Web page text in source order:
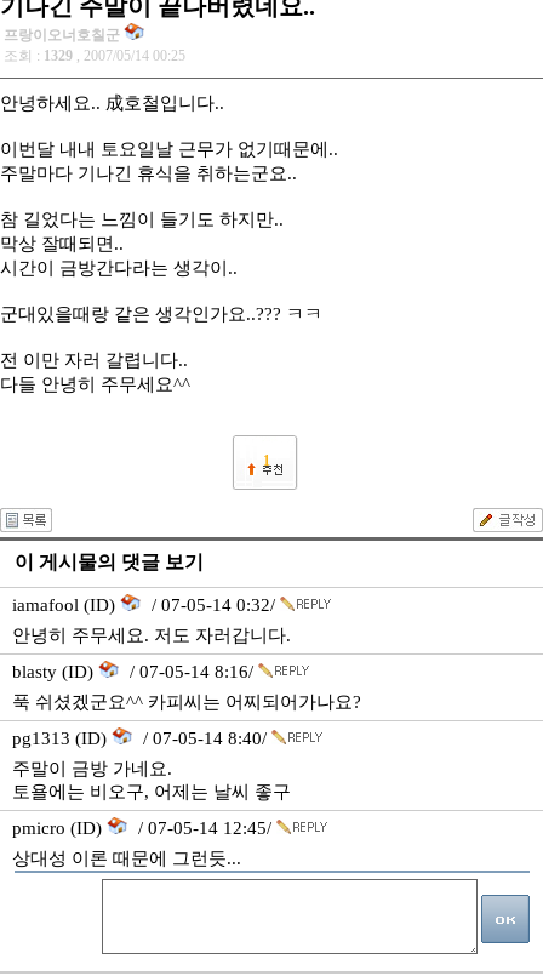
기나긴 주말이 끝나버렸네요..
프랑이오너호칠군
조회 : 1329 , 2007/05/14 00:25
안녕하세요.. 成호철입니다..
이번달 내내 토요일날 근무가 없기때문에..
주말마다 기나긴 휴식을 취하는군요..
참 길었다는 느낌이 들기도 하지만..
막상 잘때되면..
시간이 금방간다라는 생각이..
군대있을때랑 같은 생각인가요..??? ㅋㅋ
전 이만 자러 갈렵니다..
다들 안녕히 주무세요^^
1
이 게시물의 댓글 보기
iamafool (ID)
/ 07-05-14 0:32/
안녕히 주무세요. 저도 자러갑니다.
blasty (ID)
/ 07-05-14 8:16/
푹 쉬셨겠군요^^ 카피씨는 어찌되어가나요?
pg1313 (ID)
/ 07-05-14 8:40/
주말이 금방 가네요.
토욜에는 비오구, 어제는 날씨 좋구
pmicro (ID)
/ 07-05-14 12:45/
상대성 이론 때문에 그런듯...